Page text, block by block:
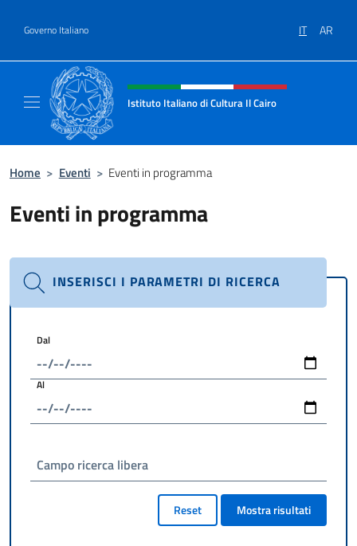
Governo Italiano IT AR
Intestazione sito, social e menù
Istituto Italiano di Cultura Il Cairo
Home > Eventi > Eventi in programma
Eventi in programma
INSERISCI I PARAMETRI DI RICERCA
Dal
Al
Campo ricerca libera
Reset Mostra risultati